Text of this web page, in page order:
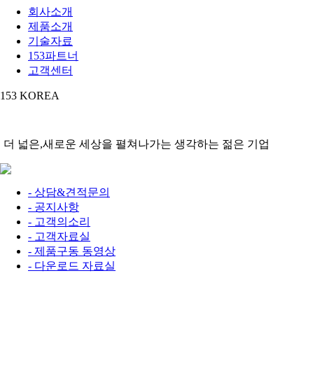
회사소개
제품소개
기술자료
153파트너
고객센터
153 KOREA
더 넓은,새로운 세상을 펼쳐나가는 생각하는 젊은 기업
- 상담&견적문의
- 공지사항
- 고객의소리
- 고객자료실
- 제품구동 동영상
- 다운로드 자료실